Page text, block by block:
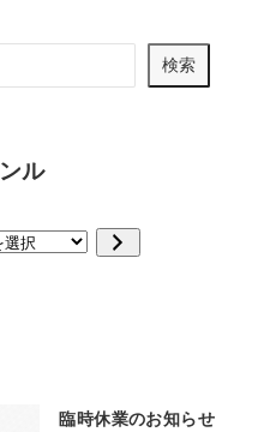
検索
ル
臨時休業のお知らせ